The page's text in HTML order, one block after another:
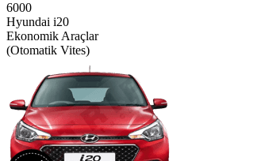
6000
Hyundai i20
Ekonomik Araçlar
(Otomatik Vites)